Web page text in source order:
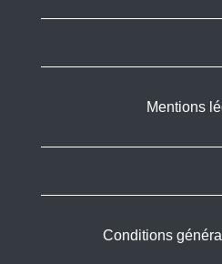
Mentions
Conditions